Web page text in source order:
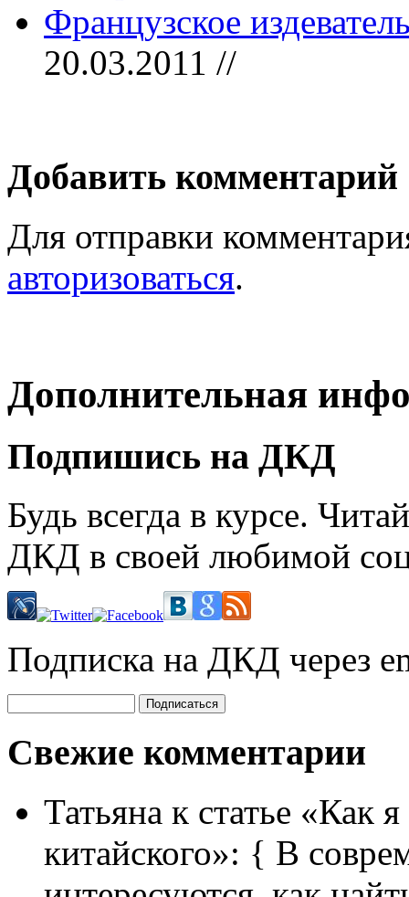
Французское
20.03.2011 //
Добавить комментарий
Для отправки
авторизоваться.
Дополнительная
Подпишись на ДКД
Будь всегда в курсе.
ДКД в своей любимой
Подписка на ДКД через
Свежие комментарии
Татьяна к статье «Как
китайского»: { В